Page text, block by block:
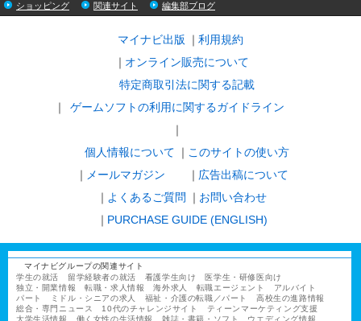
ショッピング 関連サイト 編集部ブログ
マイナビ出版
利用規約
オンライン販売について
特定商取引法に関する記載
ゲームソフトの利用に関するガイドライン
｜
個人情報について
このサイトの使い方
メールマガジン
広告出稿について
よくあるご質問
お問い合わせ
PURCHASE GUIDE (ENGLISH)
マイナビグループの関連サイト
学生の就活
留学経験者の就活 看護学生向け
医学生・研修医向け
独立・開業情報
転職・求人情報 海外求人 転職エージェント
アルバイト
パート
ミドル・シニアの求人 福祉・介護の転職／パート
高校生の進路情報
総合・専門ニュース
10代のチャレンジサイト
ティーンマーケティング支援
大学生活情報
働く女性の生活情報 雑誌・書籍・ソフト ウエディング情報